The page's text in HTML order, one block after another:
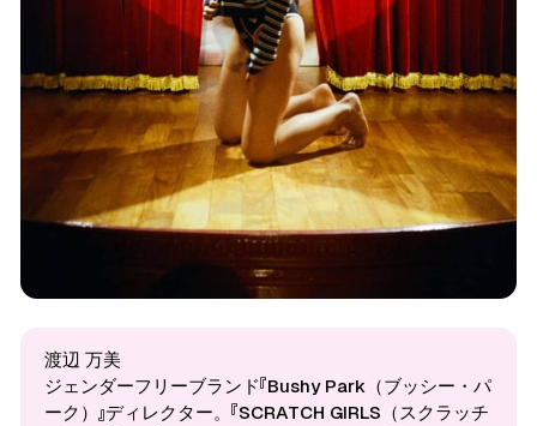
渡辺 万美
ジェンダーフリーブランド『Bushy Park（ブッシー・パ
ーク）』ディレクター。『SCRATCH GIRLS（スクラッチ